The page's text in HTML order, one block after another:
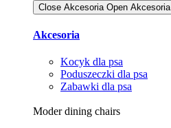
Close Akcesoria Open Akcesoria
Akcesoria
Kocyk dla psa
Poduszeczki dla psa
Zabawki dla psa
Moder dining chairs